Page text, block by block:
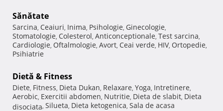
Sănătate
Sarcina, Ceaiuri, Inima, Psihologie, Ginecologie,
Stomatologie, Colesterol, Anticonceptionale, Test sarcina,
Cardiologie, Oftalmologie, Avort, Ceai verde, HIV, Ortopedie,
Psihiatrie
Dietă & Fitness
Diete, Fitness, Dieta Dukan, Relaxare, Yoga, Intretinere,
Aerobic, Exercitii abdomen, Nutritie, Dieta de slabit, Dieta
disociata, Silueta, Dieta ketogenica, Sala de acasa